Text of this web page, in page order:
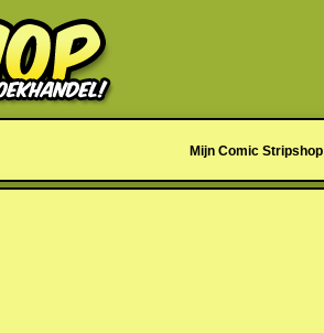
Mijn Comic Stripshop